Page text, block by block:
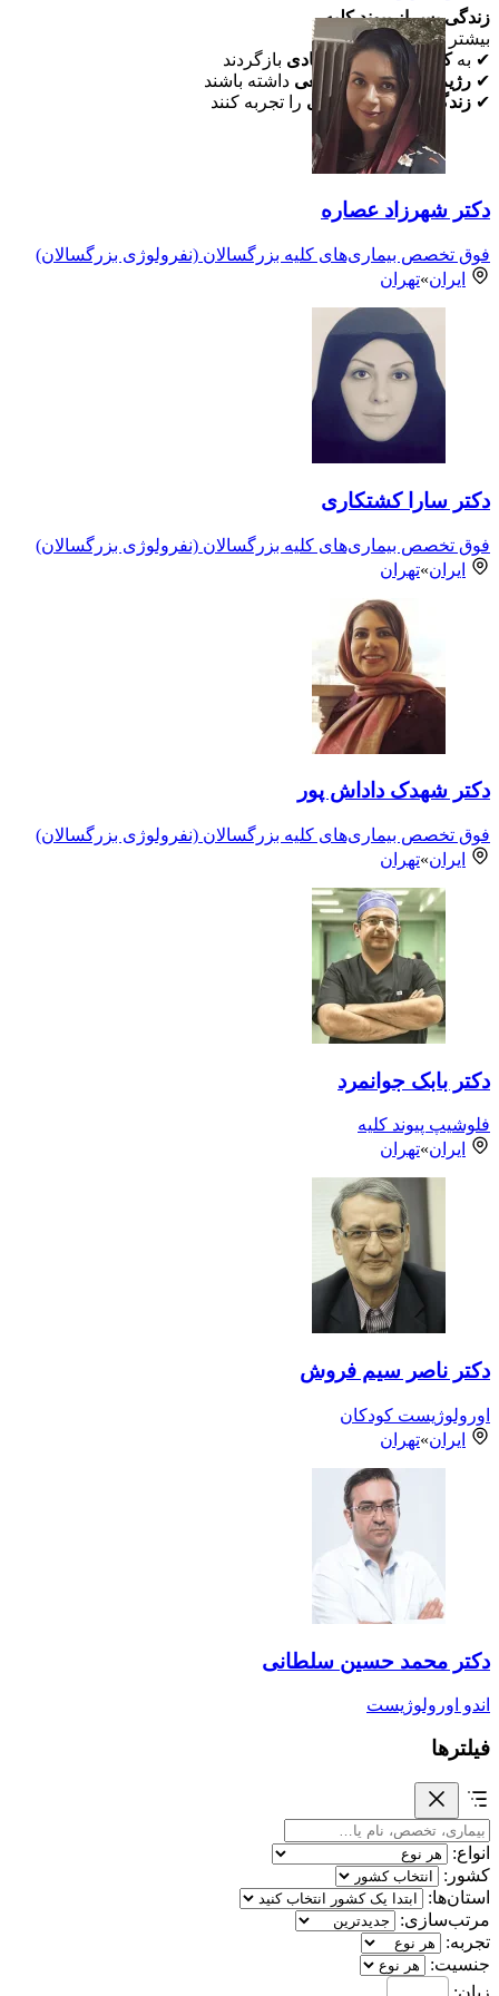
زندگی پس از پیوند کلیه
بیشتر بیماران می‌توانند:
✔ بهکار و فعالیت‌های عادی بازگردند
✔ رژیم غذایی تقریباً طبیعی داشته باشند
✔ زندگی با کیفیت بالاتری را تجربه کنند
دکتر شهرزاد عصاره
فوق تخصص بیماری‌های کلیه بزرگسالان (نفرولوژی بزرگسالان)
ایران»تهران
دکتر سارا کشتکاری
فوق تخصص بیماری‌های کلیه بزرگسالان (نفرولوژی بزرگسالان)
ایران»تهران
دکتر شهدک داداش پور
فوق تخصص بیماری‌های کلیه بزرگسالان (نفرولوژی بزرگسالان)
ایران»تهران
دکتر بابک جوانمرد
فلوشیپ پیوند کلیه
ایران»تهران
دکتر ناصر سیم فروش
اورولوژیست کودکان
ایران»تهران
دکتر محمد حسین سلطانی
اندو اورولوژیست
فیلترها
انواع:
کشور:
استان‌ها:
مرتب‌سازی:
تجربه:
جنسیت:
زبان: